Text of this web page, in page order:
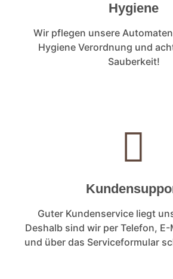
Hygiene
Wir pflegen unsere
Hygiene Verordnung und
Sauberkeit!
Guter Kundenservice liegt
Deshalb sind wir per Telefon,
und über das Serviceformular